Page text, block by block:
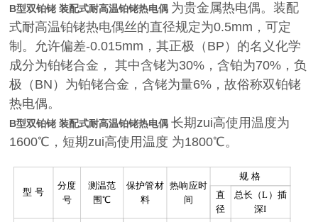
B型双铂铑 装配式耐高温铂铑热电偶 为贵金属热电偶。装配
式耐高温铂铑热电偶丝的直径规定为0.5mm，可定
制。允许偏差-0.015mm，其正极（BP）的名义化学
成分为铂铑合金， 其中含铑为30%，含铂为70%，负
极（BN）为铂铑合金，含铑为量6%，故俗称双铂铑
热电偶。
B型双铂铑 装配式耐高温铂铑热电偶 长期zui高使用温度为
1600℃，短期zui高使用温度 为1800℃。
型 号
分度
号
测温范
围℃
保护管材
料
热响应时
间
规 格
直
径
总长（L）插
深I